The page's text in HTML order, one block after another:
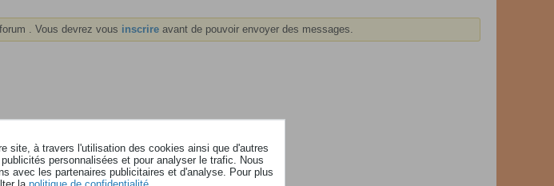
. Vous devrez vous inscrire avant de pouvoir envoyer des messages.
votre date de naissance correctement !
site, à travers l'utilisation des cookies ainsi que d'autres
personnalisées et pour analyser le trafic. Nous
avec les partenaires publicitaires et d'analyse. Pour plus
la politique de confidentialité.